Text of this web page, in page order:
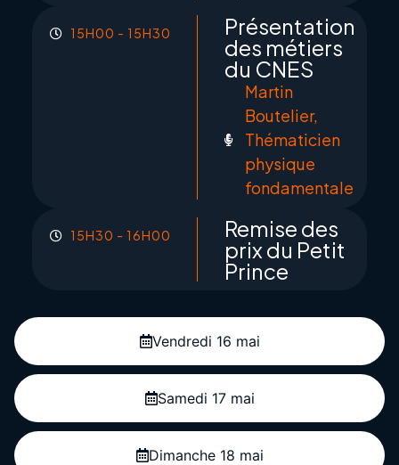
Vendredi 16 mai
Samedi 17 mai
Dimanche 18 mai
15H00 - 15H30
Présentation
des métiers
du CNES
Martin
Boutelier,
Thématicien
physique
fondamentale
15H30 - 16H00
Remise des
prix du Petit
Prince